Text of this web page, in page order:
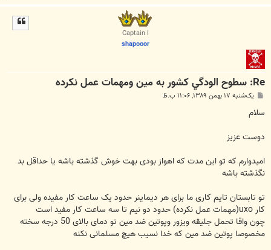
Captain I
shapooor
Re: سطوح الودگي كشور به مين ومهمات عمل نكرده
ت
یک‌شنبه ۱۷ بهمن ۱۳۸۹, ۱۱:۰۶ ب.ظ
سلام
دوست عزیز
امیدوارم که تو این مدت که اهواز بودی بهت خوش گذشته باشه یا حداقل بد
نگذشته باشه
تو تابستان تایم کاری ما برای هر دیماینر حدود یک ساعت کار مفیده ولی برای
کار uxo(مهمات عمل نکرده) حدود دو نیم تا سه ساعت کار مفید است
چون واقا تحمل جلیقه ویزور وپوتین ضد مین تو دمای بالای 50 درجه سخته
مخصوصا پوتین ضد مین که خدا نسیب هیچ مسلمانی نکنه